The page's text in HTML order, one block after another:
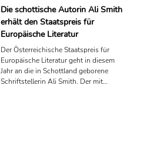
Die schottische Autorin Ali Smith
erhält den Staatspreis für
Europäische Literatur
Der Österreichische Staatspreis für
Europäische Literatur geht in diesem
Jahr an die in Schottland geborene
Schriftstellerin Ali Smith. Der mit